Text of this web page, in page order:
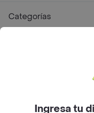
Categorías
Ingresa tu